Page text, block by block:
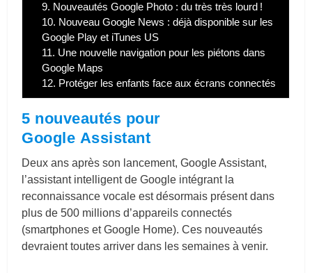
9. Nouveautés Google Photo : du très très lourd !
10. Nouveau Google News : déjà disponible sur les
Google Play et iTunes US
11. Une nouvelle navigation pour les piétons dans
Google Maps
12. Protéger les enfants face aux écrans connectés
5 nouveautés pour
Google Assistant
Deux ans après son lancement, Google Assistant,
l’assistant intelligent de Google intégrant la
reconnaissance vocale est désormais présent dans
plus de 500 millions d’appareils connectés
(smartphones et Google Home). Ces nouveautés
devraient toutes arriver dans les semaines à venir.